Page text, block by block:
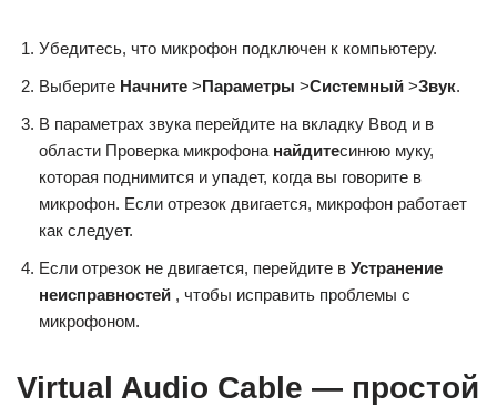
Убедитесь, что микрофон подключен к компьютеру.
Выберите Начните >Параметры >Системный >Звук.
В параметрах звука перейдите на вкладку Ввод и в
области Проверка микрофона найдитесинюю муку,
которая поднимится и упадет, когда вы говорите в
микрофон. Если отрезок двигается, микрофон работает
как следует.
Если отрезок не двигается, перейдите в Устранение
неисправностей , чтобы исправить проблемы с
микрофоном.
Virtual Audio Cable — простой